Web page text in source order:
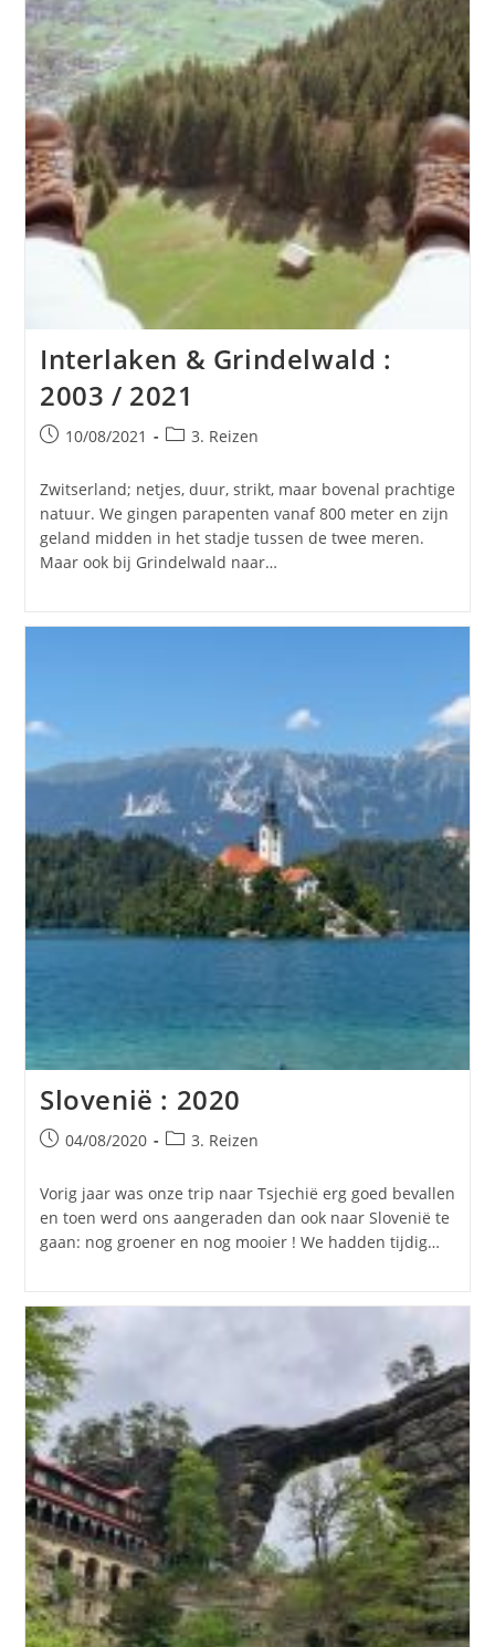
Interlaken & Grindelwald :
2003 / 2021
Bericht
op:
10/08/2021 Berichtcategorie:
3. Reizen
Zwitserland; netjes, duur, strikt, maar bovenal prachtige
natuur. We gingen parapenten vanaf 800 meter en zijn
geland midden in het stadje tussen de twee meren.
Maar ook bij Grindelwald naar…
Slovenië : 2020
Bericht
op:
04/08/2020 Berichtcategorie:
3. Reizen
Vorig jaar was onze trip naar Tsjechië erg goed bevallen
en toen werd ons aangeraden dan ook naar Slovenië te
gaan: nog groener en nog mooier ! We hadden tijdig…